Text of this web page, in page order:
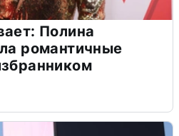
Полина
романтичные